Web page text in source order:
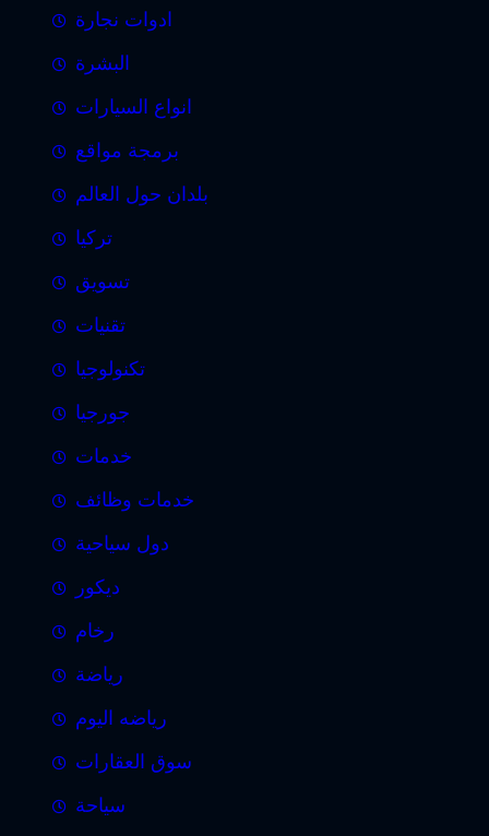
ادوات نجارة
البشرة
انواع السيارات
برمجة مواقع
بلدان حول العالم
تركيا
تسويق
تقنيات
تكنولوجيا
جورجيا
خدمات
خدمات وظائف
دول سياحية
ديكور
رخام
رياضة
رياضه اليوم
سوق العقارات
سياحة